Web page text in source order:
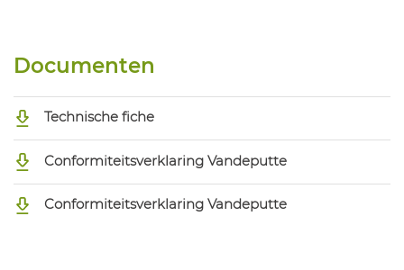
1007106006
Handschoen Grip-Flex PU Grijs
Documenten
Technische fiche
Conformiteitsverklaring Vandeputte
Conformiteitsverklaring Vandeputte